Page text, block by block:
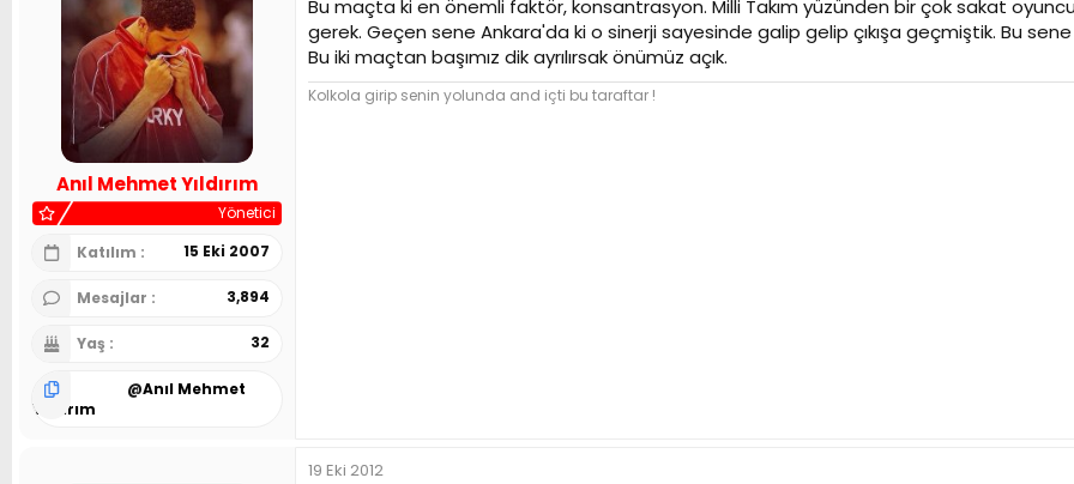
Anıl Mehmet Yıldırım
Yönetici
Katılım
15 Eki 2007
Mesajlar 3,894
Yaş 32
@Anıl Mehmet
Yıldırım
Bu maçta ki en önemli faktör, konsantrasyon. Milli Takım yüzünden bir çok sakat
gerek. Geçen sene Ankara'da ki o sinerji sayesinde galip gelip çıkışa geçmiştik. Bu
Bu iki maçtan başımız dik ayrılırsak önümüz açık.
Kolkola girip senin yolunda and içti bu taraftar !
19 Eki 2012